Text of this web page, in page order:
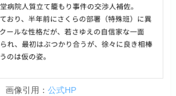
画像引用： 公式HP